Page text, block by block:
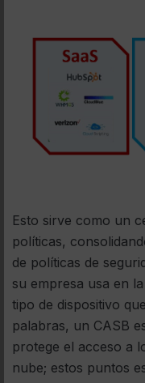
Esto sirve como un
políticas,
de políticas de
su empresa usa en
tipo de dispositivo
palabras, un CASB
protege el acceso a
nube; estos puntos